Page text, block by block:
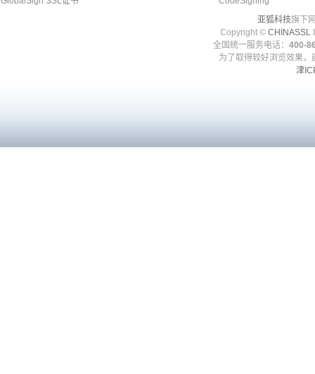
亚狐科技旗下
Copyright © CHINASSL
全国统一服务电话： 400-
为了取得较好浏览效果
津